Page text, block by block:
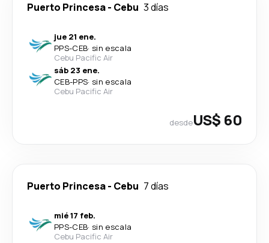
Puerto Princesa- Cebu 3 días
jue 21 ene.
PPS-CEB· sin escala
Cebu Pacific Air
sáb 23 ene.
CEB-PPS· sin escala
Cebu Pacific Air
desdeUS$ 60
Puerto Princesa- Cebu 7 días
mié 17 feb.
PPS-CEB· sin escala
Cebu Pacific Air